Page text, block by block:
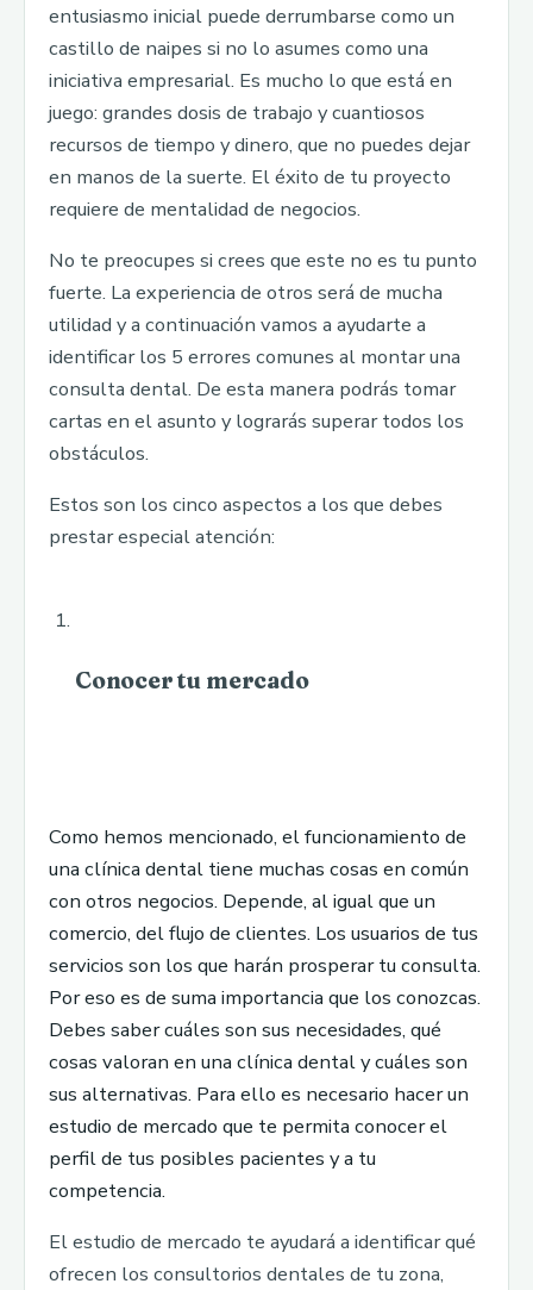
entusiasmo inicial puede derrumbarse como un
castillo de naipes si no lo asumes como una
iniciativa empresarial. Es mucho lo que está en
juego: grandes dosis de trabajo y cuantiosos
recursos de tiempo y dinero, que no puedes dejar
en manos de la suerte. El éxito de tu proyecto
requiere de mentalidad de negocios.
No te preocupes si crees que este no es tu punto
fuerte. La experiencia de otros será de mucha
utilidad y a continuación vamos a ayudarte a
identificar los 5 errores comunes al montar una
consulta dental. De esta manera podrás tomar
cartas en el asunto y lograrás superar todos los
obstáculos.
Estos son los cinco aspectos a los que debes
prestar especial atención:
Conocer tu mercado
Como hemos mencionado, el funcionamiento de
una clínica dental tiene muchas cosas en común
con otros negocios. Depende, al igual que un
comercio, del flujo de clientes. Los usuarios de tus
servicios son los que harán prosperar tu consulta.
Por eso es de suma importancia que los conozcas.
Debes saber cuáles son sus necesidades, qué
cosas valoran en una clínica dental y cuáles son
sus alternativas. Para ello es necesario hacer un
estudio de mercado que te permita conocer el
perfil de tus posibles pacientes y a tu
competencia.
El estudio de mercado te ayudará a identificar qué
ofrecen los consultorios dentales de tu zona,